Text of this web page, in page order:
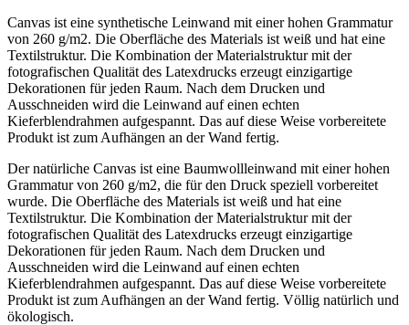
Canvas ist eine synthetische Leinwand mit einer hohen Grammatur
von 260 g/m2. Die Oberfläche des Materials ist weiß und hat eine
Textilstruktur. Die Kombination der Materialstruktur mit der
fotografischen Qualität des Latexdrucks erzeugt einzigartige
Dekorationen für jeden Raum. Nach dem Drucken und
Ausschneiden wird die Leinwand auf einen echten
Kieferblendrahmen aufgespannt. Das auf diese Weise vorbereitete
Produkt ist zum Aufhängen an der Wand fertig.
Der natürliche Canvas ist eine Baumwollleinwand mit einer hohen
Grammatur von 260 g/m2, die für den Druck speziell vorbereitet
wurde. Die Oberfläche des Materials ist weiß und hat eine
Textilstruktur. Die Kombination der Materialstruktur mit der
fotografischen Qualität des Latexdrucks erzeugt einzigartige
Dekorationen für jeden Raum. Nach dem Drucken und
Ausschneiden wird die Leinwand auf einen echten
Kieferblendrahmen aufgespannt. Das auf diese Weise vorbereitete
Produkt ist zum Aufhängen an der Wand fertig. Völlig natürlich und
ökologisch.